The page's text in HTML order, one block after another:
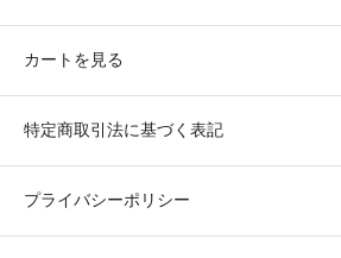
カートを見る
特定商取引法に基づく表記
プライバシーポリシー